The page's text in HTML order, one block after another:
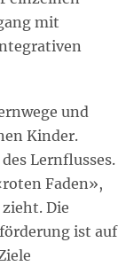
mit
und
Kinder.
Lernflusses.
Faden»,
Die
ist auf